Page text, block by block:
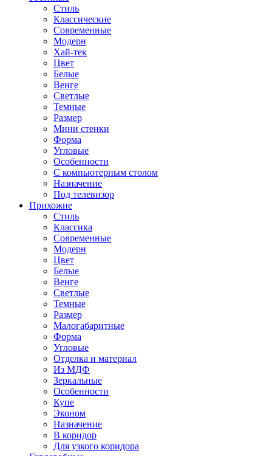
Стиль
Классические
Современные
Модерн
Хай-тек
Цвет
Белые
Венге
Светлые
Темные
Размер
Мини стенки
Форма
Угловые
Особенности
С компьютерным столом
Назначение
Под телевизор
Прихожие
Стиль
Классика
Современные
Модерн
Цвет
Белые
Венге
Светлые
Темные
Размер
Малогабаритные
Форма
Угловые
Отделка и материал
Из МДФ
Зеркальные
Особенности
Купе
Эконом
Назначение
В коридор
Для узкого коридора